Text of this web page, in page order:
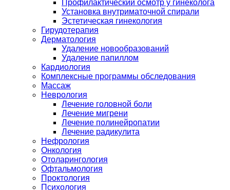
Профилактический осмотр у гинеколога
Установка внутриматочной спирали
Эстетическая гинекология
Гирудотерапия
Дерматология
Удаление новообразований
Удаление папиллом
Кардиология
Комплексные программы обследования
Массаж
Неврология
Лечение головной боли
Лечение мигрени
Лечение полинейропатии
Лечение радикулита
Нефрология
Онкология
Отоларингология
Офтальмология
Проктология
Психология